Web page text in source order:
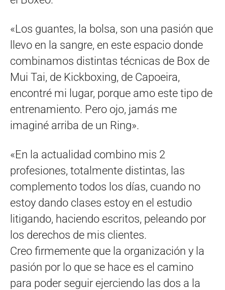
«Los guantes, la bolsa, son una pasión que
llevo en la sangre, en este espacio donde
combinamos distintas técnicas de Box de
Mui Tai, de Kickboxing, de Capoeira,
encontré mi lugar, porque amo este tipo de
entrenamiento. Pero ojo, jamás me
imaginé arriba de un Ring».
«En la actualidad combino mis 2
profesiones, totalmente distintas, las
complemento todos los días, cuando no
estoy dando clases estoy en el estudio
litigando, haciendo escritos, peleando por
los derechos de mis clientes.
Creo firmemente que la organización y la
pasión por lo que se hace es el camino
para poder seguir ejerciendo las dos a la